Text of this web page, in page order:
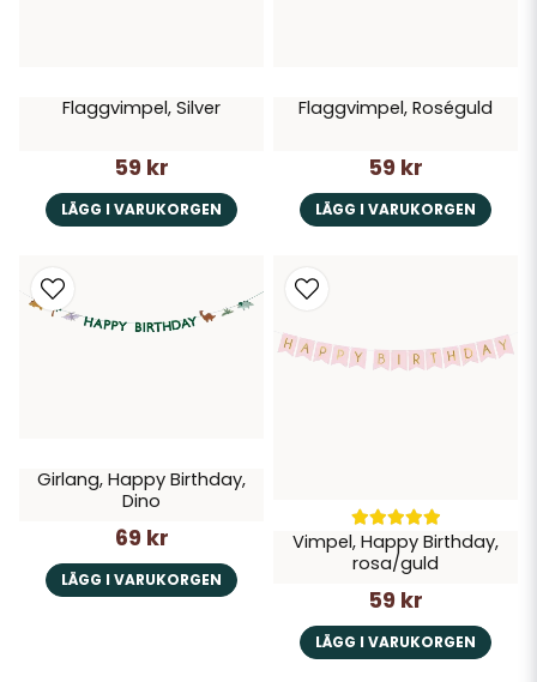
Flaggvimpel, Silver
59 kr
LÄGG I VARUKORGEN
Flaggvimpel, Roséguld
59 kr
LÄGG I VARUKORGEN
Girlang, Happy Birthday,
Dino
69 kr
LÄGG I VARUKORGEN
Vimpel, Happy Birthday,
rosa/guld
59 kr
LÄGG I VARUKORGEN